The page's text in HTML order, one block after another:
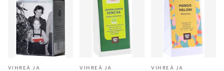
VIHREÄ JA VIHREÄ JA VIHREÄ JA